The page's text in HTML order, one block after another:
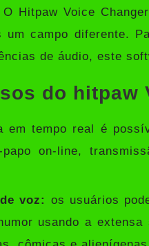
Hitpaw Voice
um campo diferente.
de áudio, este
do hitpaw
em tempo real é
on-line,
voz: os usuários
usando a